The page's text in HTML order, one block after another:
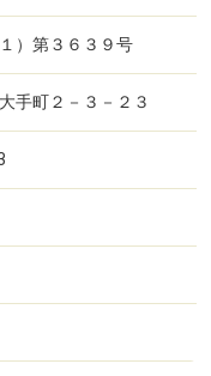
）第３６３９号
手町２－３－２３